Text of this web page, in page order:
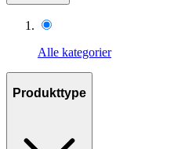
Alle kategorier
Produkttype